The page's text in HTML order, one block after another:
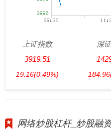
上证指数
3919.51
19.16(0.49%)
深
184.96
网络炒股杠杆_炒股融